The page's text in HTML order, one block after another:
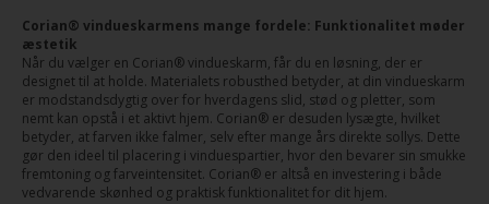
Corian® vindueskarmens mange fordele: Funktionalitet møder
æstetik
Når du vælger en Corian® vindueskarm, får du en løsning, der er
designet til at holde. Materialets robusthed betyder, at din vindueskarm
er modstandsdygtig over for hverdagens slid, stød og pletter, som
nemt kan opstå i et aktivt hjem. Corian® er desuden lysægte, hvilket
betyder, at farven ikke falmer, selv efter mange års direkte sollys. Dette
gør den ideel til placering i vinduespartier, hvor den bevarer sin smukke
fremtoning og farveintensitet. Corian® er altså en investering i både
vedvarende skønhed og praktisk funktionalitet for dit hjem.